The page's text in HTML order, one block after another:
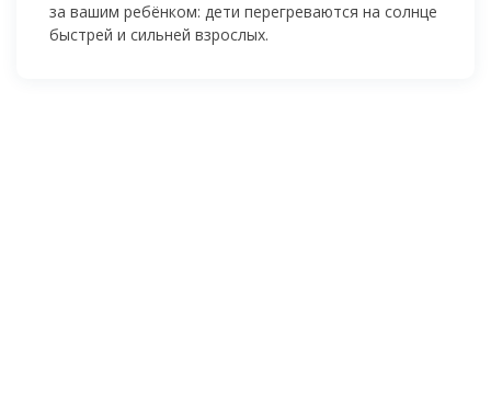
за вашим ребёнком: дети перегреваются на солнце
быстрей и сильней взрослых.